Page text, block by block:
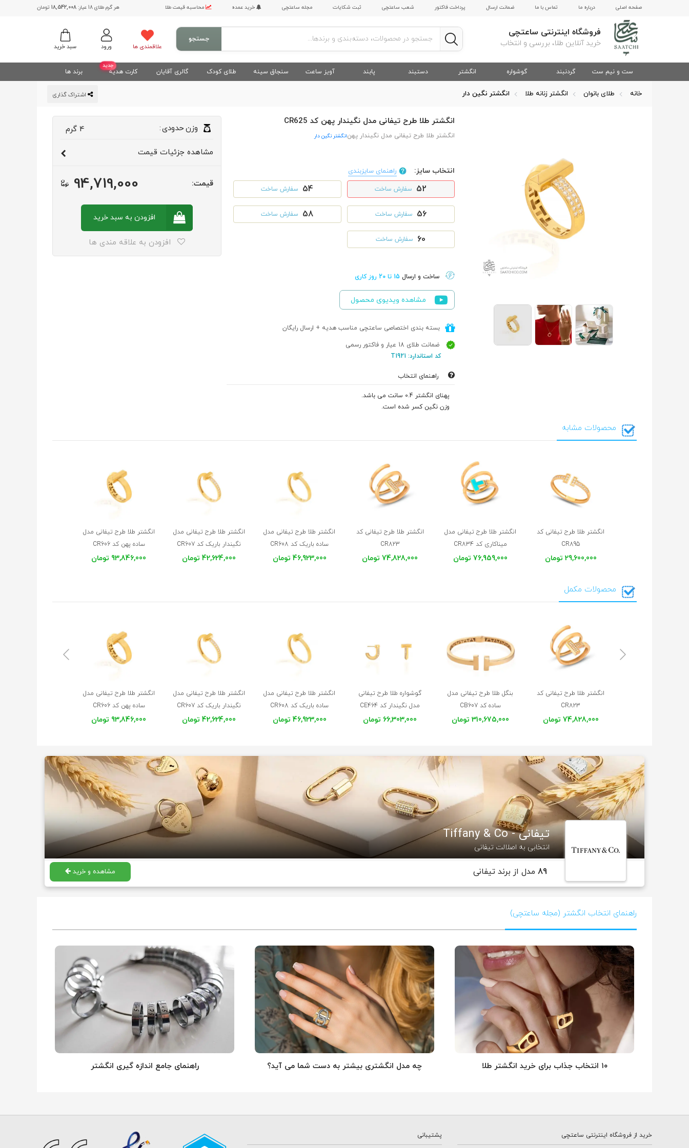
صفحه اصلی درباره ما تماس با ما ضمانت ارسال پرداخت فاکتور شعب ساعتچی ثبت شکایات مجله ساعتچی خرید عمده محاسبه قیمت طلا هر گرم طلای 18 عیار: 18,542,008 تومان
فروشگاه اینترنتی ساعتچی
خرید آنلاین طلا، بررسی و انتخاب سبد خرید ورود علاقمندی ها
جستجو
ست و نیم ست گردنبند گوشواره انگشتر دستبند پابند آویز ساعت سنجاق سینه طلای کودک گالری آقایان
جدید
کارت هدیه برند ها
خانه طلای بانوان انگشتر زنانه طلا انگشتر نگین دار
انگشتر طلا طرح تیفانی مدل نگیندار پهن کد CR625
انگشتر طلا طرح تیفانی مدل نگیندار پهنانگشتر نگین دار
انتخاب سایز: راهنمای سایزبندی
52 سفارش ساخت 54 سفارش ساخت
56 سفارش ساخت 58 سفارش ساخت
60 سفارش ساخت
ساخت و ارسال 15 تا 20 روز کاری
مشاهده ویدیوی محصول
بسته بندی اختصاصی ساعتچی مناسب هدیه + ارسال رایگان
ضمانت طلای 18 عیار و فاکتور رسمی
کد استاندارد: T1921
راهنمای انتخاب
پهنای انگشتر 0.4 سانت می باشد.
وزن نگین کسر شده است.
وزنحدودی:
4 گرم
مشاهده جزئیات قیمت
قیمت: 94,719,000
افزودن به سبدخرید
افزودن به علاقه مندی ها
محصولات مشابه
انگشتر طلا طرح تیفانی کد
CR895
29,600,000 تومان
انگشتر طلا طرح تیفانی مدل
میناکاری کد CR834
76,959,000 تومان
انگشتر طلا طرح تیفانی کد
CR823
74,828,000 تومان
انگشتر طلا طرح تیفانی مدل
ساده باریک کد CR608
46,923,000 تومان
انگشتر طلا طرح تیفانی مدل
نگیندار باریک کد CR607
42,624,000 تومان
انگشتر طلا طرح تیفانی مدل
ساده پهن کد CR606
93,846,000 تومان
محصولات مکمل
انگشتر طلا طرح تیفانی کد
CR823
74,828,000 تومان
بنگل طلا طرح تیفانی مدل
ساده کد CB607
310,675,000 تومان
گوشواره طلا طرح تیفانی
مدل نگیندار کد CE464
66,303,000 تومان
انگشتر طلا طرح تیفانی مدل
ساده باریک کد CR608
46,923,000 تومان
انگشتر طلا طرح تیفانی مدل
نگیندار باریک کد CR607
42,624,000 تومان
انگشتر طلا طرح تیفانی مدل
ساده پهن کد CR606
93,846,000 تومان
تیفانی - Tiffany & Co
انتخابی به اصلالت تیفانی
89 مدل از برند تیفانی مشاهده و خرید
راهنمای انتخاب انگشتر (مجله ساعتچی)
۱۰ انتخاب جذاب برای خرید انگشتر طلا چه مدل انگشتری بیشتر به دست شما می آید؟ راهنمای جامع اندازه گیری انگشتر
خرید از فروشگاه اینترنتی ساعتچی پشتیبانی